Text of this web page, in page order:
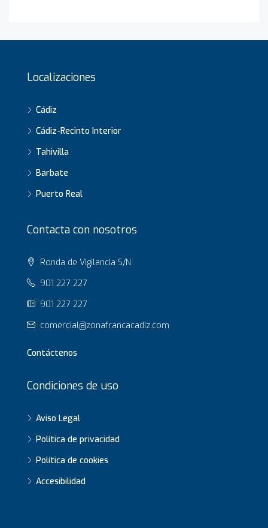
Localizaciones
Cádiz
Cádiz-Recinto Interior
Tahivilla
Barbate
Puerto Real
Contacta con nosotros
Ronda de Vigilancia S/N
901 227 227
901 227 227
comercial@zonafrancacadiz.com
Contáctenos
Condiciones de uso
Aviso Legal
Política de privacidad
Política de cookies
Accesibilidad